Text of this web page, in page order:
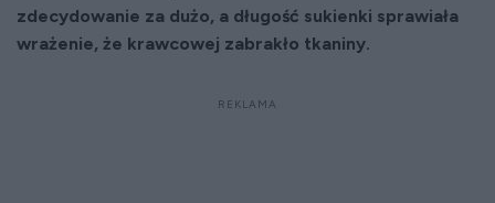
zdecydowanie za dużo, a długość sukienki sprawiała
wrażenie, że krawcowej zabrakło tkaniny.